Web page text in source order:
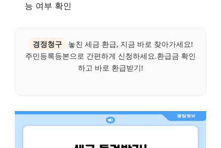
능 여부 확인
경정청구
놓친 세금 환급, 지금 바로 찾아가세요!
주민등록등본으로 간편하게 신청하세요.환급금 확인
하고 바로 환급받기!